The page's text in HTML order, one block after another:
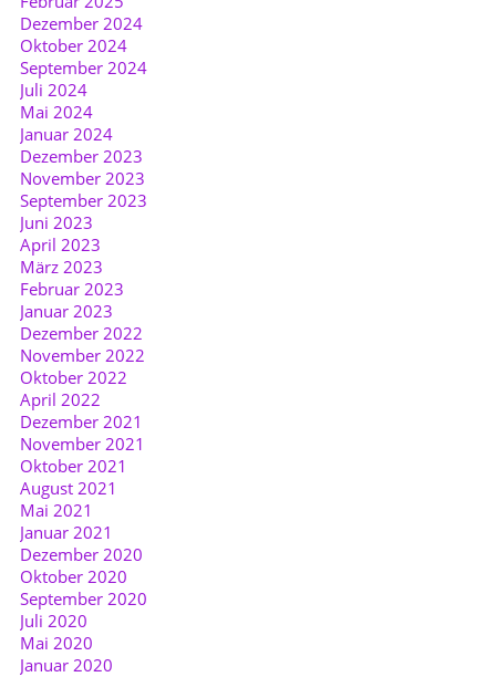
Dezember 2024
Oktober 2024
September 2024
Juli 2024
Mai 2024
Januar 2024
Dezember 2023
November 2023
September 2023
Juni 2023
April 2023
März 2023
Februar 2023
Januar 2023
Dezember 2022
November 2022
Oktober 2022
April 2022
Dezember 2021
November 2021
Oktober 2021
August 2021
Mai 2021
Januar 2021
Dezember 2020
Oktober 2020
September 2020
Juli 2020
Mai 2020
Januar 2020